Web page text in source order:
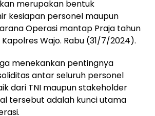
merupakan bentuk
kesiapan personel maupun
Operasi mantap Praja tahun
Wajo. Rabu (31/7/2024).
menekankan pentingnya
antar seluruh personel
dari TNI maupun stakeholder
tersebut adalah kunci utama